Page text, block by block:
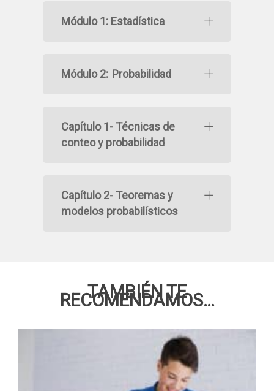
Módulo 1: Estadística
Módulo 2: Probabilidad
Capítulo 1- Técnicas de
conteo y probabilidad
Capítulo 2- Teoremas y
modelos probabilísticos
TAMBIÉN TE
RECOMENDAMOS…